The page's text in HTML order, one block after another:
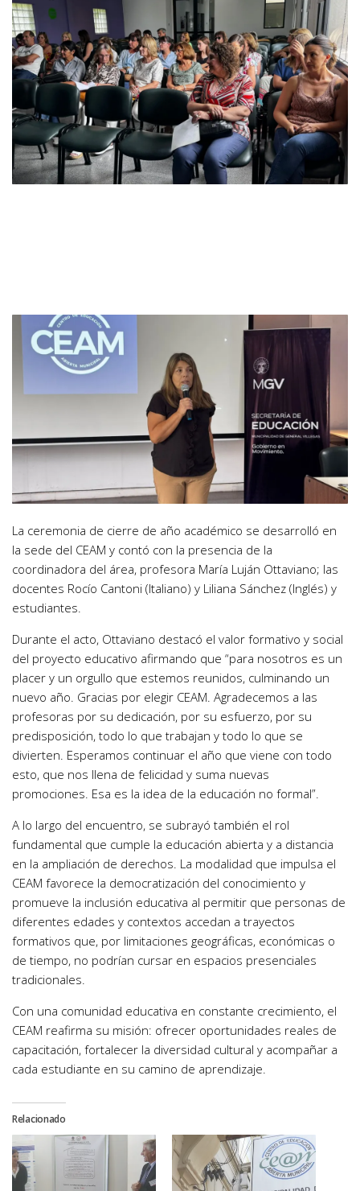
La ceremonia de cierre de año académico se desarrolló en
la sede del CEAM y contó con la presencia de la
coordinadora del área, profesora María Luján Ottaviano; las
docentes Rocío Cantoni (Italiano) y Liliana Sánchez (Inglés) y
estudiantes.
Durante el acto, Ottaviano destacó el valor formativo y social
del proyecto educativo afirmando que “para nosotros es un
placer y un orgullo que estemos reunidos, culminando un
nuevo año. Gracias por elegir CEAM. Agradecemos a las
profesoras por su dedicación, por su esfuerzo, por su
predisposición, todo lo que trabajan y todo lo que se
divierten. Esperamos continuar el año que viene con todo
esto, que nos llena de felicidad y suma nuevas
promociones. Esa es la idea de la educación no formal”.
A lo largo del encuentro, se subrayó también el rol
fundamental que cumple la educación abierta y a distancia
en la ampliación de derechos. La modalidad que impulsa el
CEAM favorece la democratización del conocimiento y
promueve la inclusión educativa al permitir que personas de
diferentes edades y contextos accedan a trayectos
formativos que, por limitaciones geográficas, económicas o
de tiempo, no podrían cursar en espacios presenciales
tradicionales.
Con una comunidad educativa en constante crecimiento, el
CEAM reafirma su misión: ofrecer oportunidades reales de
capacitación, fortalecer la diversidad cultural y acompañar a
cada estudiante en su camino de aprendizaje.
Relacionado